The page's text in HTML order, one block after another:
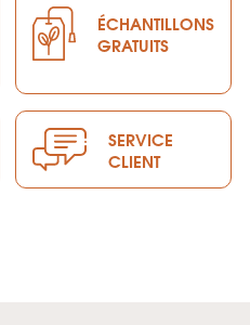
ÉCHANTILLONS
GRATUITS
SERVICE
CLIENT